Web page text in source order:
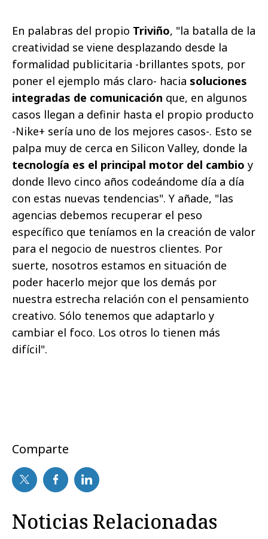
En palabras del propio Triviño, "la batalla de la
creatividad se viene desplazando desde la
formalidad publicitaria -brillantes spots, por
poner el ejemplo más claro- hacia soluciones
integradas de comunicación que, en algunos
casos llegan a definir hasta el propio producto
-Nike+ sería uno de los mejores casos-. Esto se
palpa muy de cerca en Silicon Valley, donde la
tecnología es el principal motor del cambio y
donde llevo cinco años codeándome día a día
con estas nuevas tendencias". Y añade, "las
agencias debemos recuperar el peso
específico que teníamos en la creación de valor
para el negocio de nuestros clientes. Por
suerte, nosotros estamos en situación de
poder hacerlo mejor que los demás por
nuestra estrecha relación con el pensamiento
creativo. Sólo tenemos que adaptarlo y
cambiar el foco. Los otros lo tienen más
difícil".
Comparte
Noticias Relacionadas